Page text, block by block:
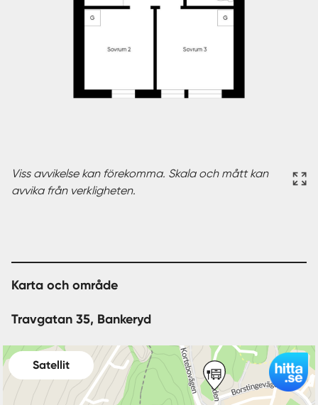
Viss avvikelse kan förekomma. Skala och mått kan
avvika från verkligheten.
Karta och område
Travgatan 35, Bankeryd
Satellit